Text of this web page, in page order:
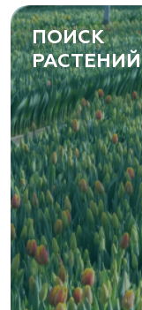
ПОИСК
РАСТЕНИЙ